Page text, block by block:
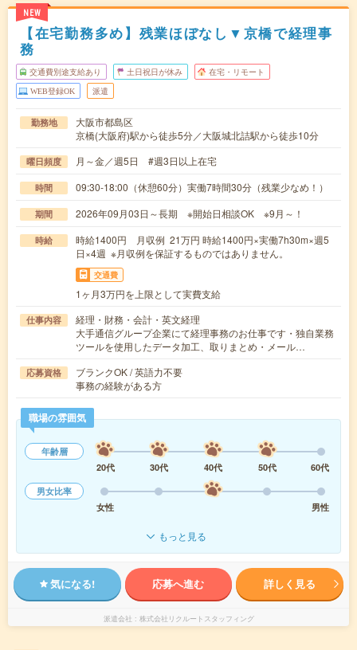
NEW
【在宅勤務多め】残業ほぼなし▼京橋で経理事
務
交通費別途支給あり 土日祝日が休み 在宅・リモート
WEB登録OK 派遣
勤務地
大阪市都島区
京橋(大阪府)駅から徒歩5分／大阪城北詰駅から徒歩10分
曜日頻度 月～金／週5日 #週3日以上在宅
時間 09:30-18:00（休憩60分）実働7時間30分（残業少なめ！）
期間 2026年09月03日～長期 ※開始日相談OK ※9月～！
時給
時給1400円 月収例 21万円 時給1400円×実働7h30m×週5
日×4週 ※月収例を保証するものではありません。
交通費
1ヶ月3万円を上限として実費支給
仕事内容
経理・財務・会計・英文経理
大手通信グループ企業にて経理事務のお仕事です・独自業務
ツールを使用したデータ加工、取りまとめ・メール…
応募資格
ブランクOK / 英語力不要
事務の経験がある方
職場の雰囲気
年齢層
20代
30代 40代 50代
60代
男女比率
女性
男性
もっと見る
気になる! 応募へ進む 詳しく見る
派遣会社 株式会社リクルートスタッフィング